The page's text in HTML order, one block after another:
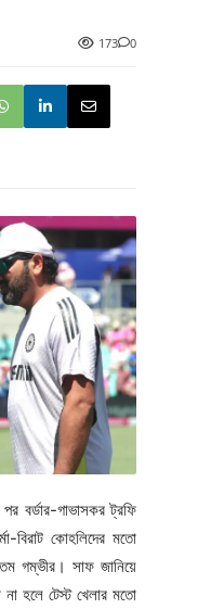
173
0
বর্ডার-গাভাসকর ট্রফি
বিরাট কোহলিদের মতো
গম্ভীর। সাফ জানিয়ে
হলে টেস্ট খেলার মতো